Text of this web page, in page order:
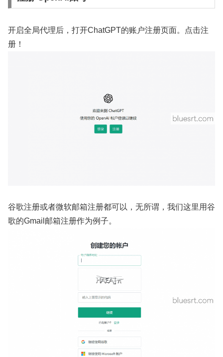
开启全局代理后，打开ChatGPT的账户注册页面。点击注
册！
谷歌注册或者微软邮箱注册都可以，无所谓，我们这里用谷
歌的Gmail邮箱注册作为例子。